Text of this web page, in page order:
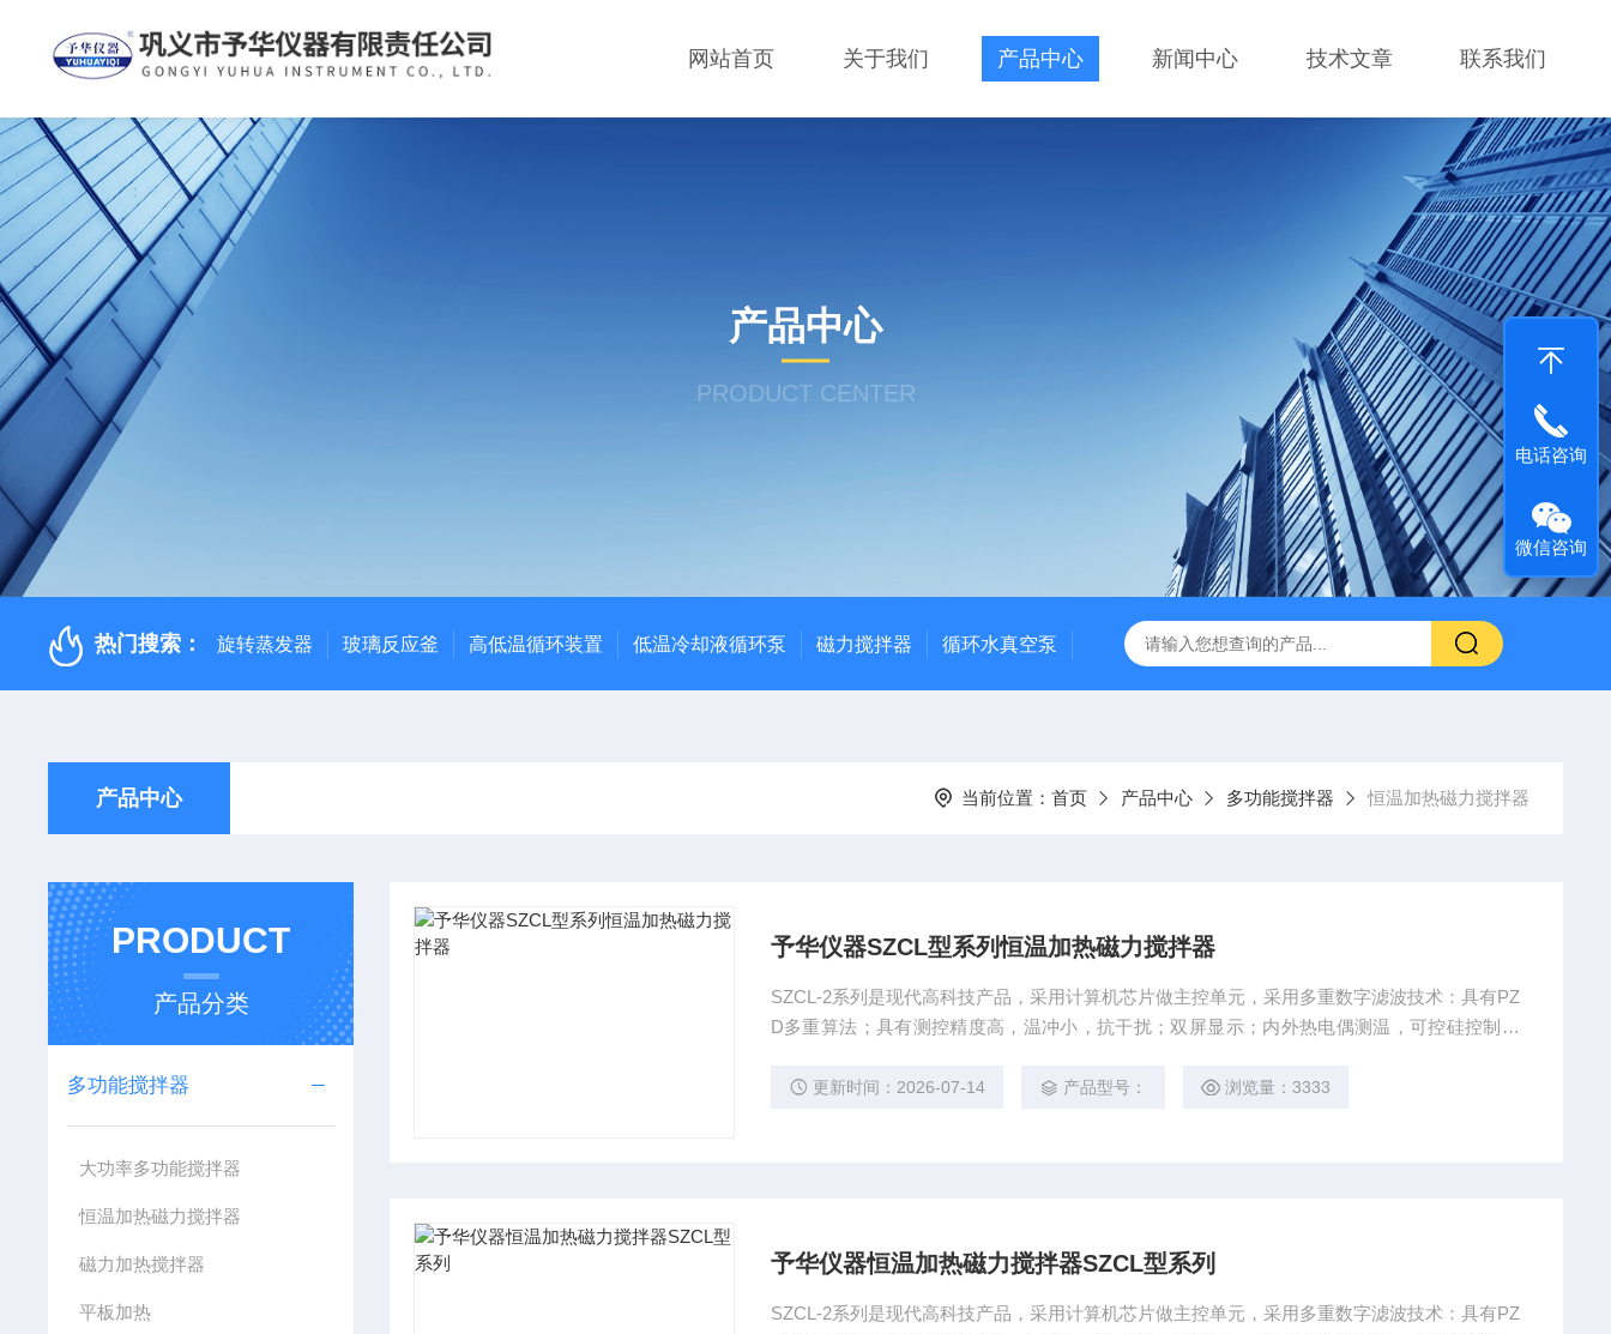
网站首页 关于我们 产品中心 新闻中心 技术文章 联系我们
产品中心
PRODUCT CENTER
热门搜索： 旋转蒸发器 玻璃反应釜 高低温循环装置 低温冷却液循环泵 磁力搅拌器 循环水真空泵
产品中心 当前位置： 首页 产品中心 多功能搅拌器 恒温加热磁力搅拌器
PRODUCT
产品分类
多功能搅拌器
大功率多功能搅拌器
恒温加热磁力搅拌器
磁力加热搅拌器
平板加热
予华仪器SZCL型系列恒温加热磁力搅拌器
SZCL-2系列是现代高科技产品，采用计算机芯片做主控单元，采用多重数字滤波技术：具有PZ
D多重算法；具有测控精度高，温冲小，抗干扰；双屏显示；内外热电偶测温，可控硅控制输
时间短，温冲平衡，但改变加热介质或加温条件后需重新自整定。予华仪器SZCL型系列恒温加
更新时间：2026-07-14 产品型号： 浏览量：3333
予华仪器恒温加热磁力搅拌器SZCL型系列
SZCL-2系列是现代高科技产品，采用计算机芯片做主控单元，采用多重数字滤波技术：具有PZ
电话咨询
微信咨询